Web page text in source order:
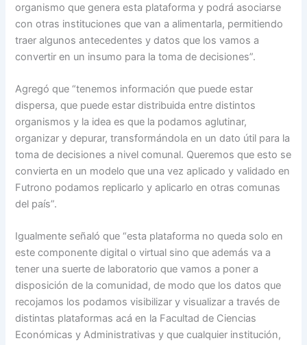
organismo que genera esta plataforma y podrá asociarse
con otras instituciones que van a alimentarla, permitiendo
traer algunos antecedentes y datos que los vamos a
convertir en un insumo para la toma de decisiones”.
Agregó que “tenemos información que puede estar
dispersa, que puede estar distribuida entre distintos
organismos y la idea es que la podamos aglutinar,
organizar y depurar, transformándola en un dato útil para la
toma de decisiones a nivel comunal. Queremos que esto se
convierta en un modelo que una vez aplicado y validado en
Futrono podamos replicarlo y aplicarlo en otras comunas
del país”.
Igualmente señaló que “esta plataforma no queda solo en
este componente digital o virtual sino que además va a
tener una suerte de laboratorio que vamos a poner a
disposición de la comunidad, de modo que los datos que
recojamos los podamos visibilizar y visualizar a través de
distintas plataformas acá en la Facultad de Ciencias
Económicas y Administrativas y que cualquier institución,